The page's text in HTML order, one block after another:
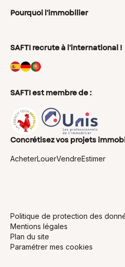
Pourquoi l'immobilier
Les métiers de l’immobilier
Mandataire immobilier
Agent Immobilier indépendant
Négociateur immobilier
Chasseur immobilier
Agent immobilier
SAFTI recrute à l'international !
SAFTI est membre de :
Concrétisez vos projets
AcheterLouerVendreEstimer
Politique de protection des
Mentions légales
Plan du site
Paramétrer mes cookies